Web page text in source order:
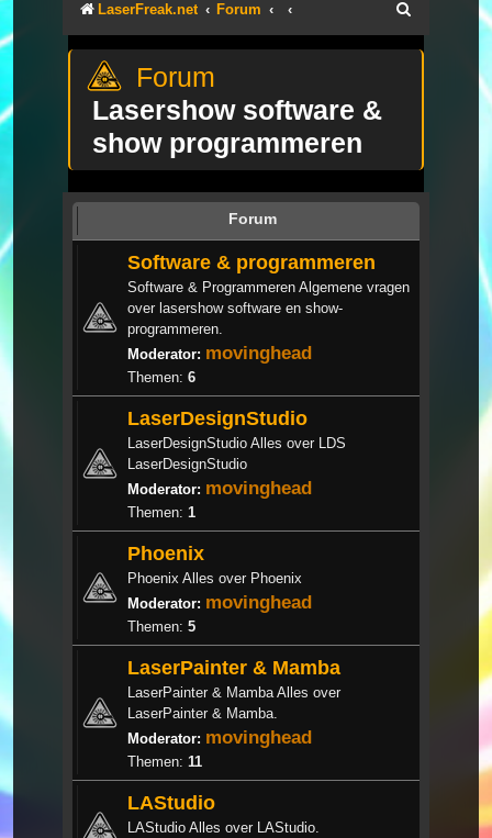
LaserFreak.net Forum
Lasershow software &
show programmeren
Forum
Software & programmeren
Software & Programmeren Algemene vragen
over lasershow software en show-
programmeren.
Moderator: movinghead
Themen: 6
LaserDesignStudio
LaserDesignStudio Alles over LDS
LaserDesignStudio
Moderator: movinghead
Themen: 1
Phoenix
Phoenix Alles over Phoenix
Moderator: movinghead
Themen: 5
LaserPainter & Mamba
LaserPainter & Mamba Alles over
LaserPainter & Mamba.
Moderator: movinghead
Themen: 11
LAStudio
LAStudio Alles over LAStudio.